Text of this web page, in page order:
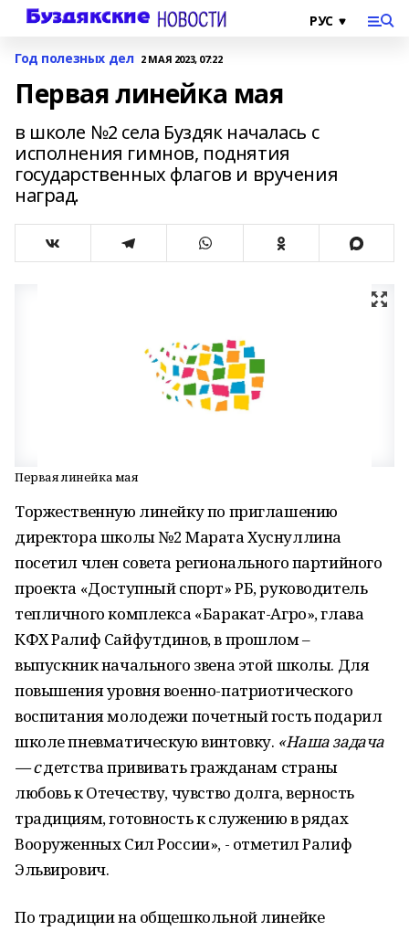
Год полезных дел 2 МАЯ 2023, 07:22
Первая линейка мая
в школе №2 села Буздяк началась с
исполнения гимнов, поднятия
государственных флагов и вручения
наград.
Первая линейка мая
Торжественную линейку по приглашению
директора школы №2 Марата Хуснуллина
посетил член совета регионального партийного
проекта «Доступный спорт» РБ, руководитель
тепличного комплекса «Баракат-Агро», глава
КФХ Ралиф Сайфутдинов, в прошлом –
выпускник начального звена этой школы. Для
повышения уровня военно-патриотического
воспитания молодежи почетный гость подарил
школе пневматическую винтовку. «Наша задача
— сдетства прививать гражданам страны
любовь к Отечеству, чувство долга, верность
традициям, готовность к служению в рядах
Вооруженных Сил России», - отметил Ралиф
Эльвирович.
По традиции на общешкольной линейке